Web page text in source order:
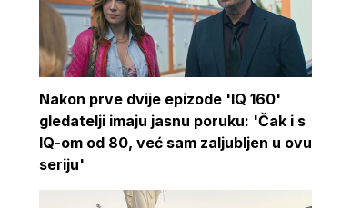
Nakon prve dvije epizode 'IQ 160'
gledatelji imaju jasnu poruku: 'Čak i s
IQ-om od 80, već sam zaljubljen u ovu
seriju'